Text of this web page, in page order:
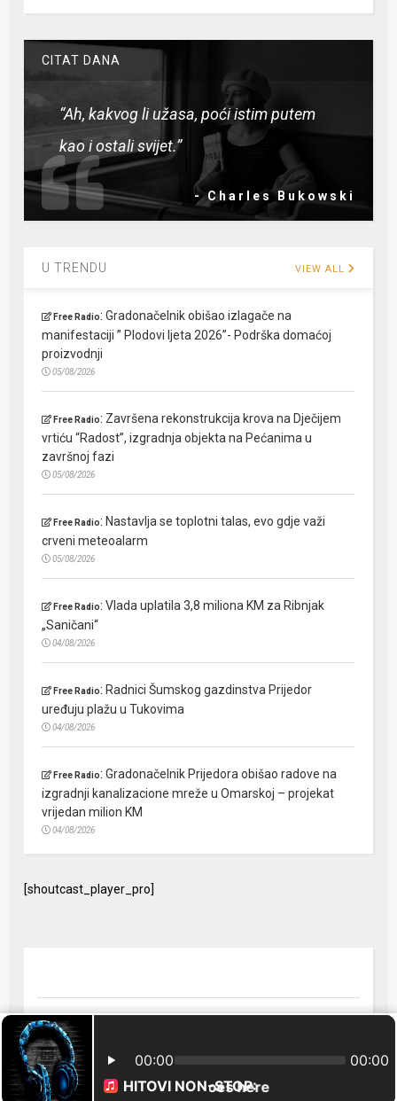
CITAT DANA
“Ah, kakvog li užasa, poći istim putem
kao i ostali svijet.”
- Charles Bukowski
U TRENDU VIEW ALL
Free Radio:Gradonačelnik obišao izlagače na
manifestaciji ” Plodovi ljeta 2026”- Podrška domaćoj
proizvodnji
05/08/2026
Free Radio: Završena rekonstrukcija krova na Dječijem
vrtiću “Radost”, izgradnja objekta na Pećanima u
završnoj fazi
05/08/2026
Free Radio: Nastavlja se toplotni talas, evo gdje važi
crveni meteoalarm
05/08/2026
Free Radio:Vlada uplatila 3,8 miliona KM za Ribnjak
„Saničani“
04/08/2026
Free Radio: Radnici Šumskog gazdinstva Prijedor
uređuju plažu u Tukovima
04/08/2026
Free Radio:Gradonačelnik Prijedora obišao radove na
izgradnji kanalizacione mreže u Omarskoj – projekat
vrijedan milion KM
04/08/2026
[shoutcast_player_pro]
© 2024 Free Radio Prijedor. Sva prava zaštićena Designed by